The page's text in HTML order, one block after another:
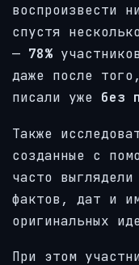
воспроизвести
спустя
— 78%
даже после
писали уже без
Также
созданные с
часто выглядели
фактов, дат и
оригинальных
При этом